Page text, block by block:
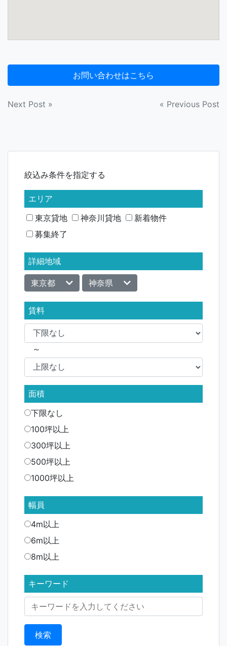
投
ナ
« Previous Post
Next Post »
絞込み条件を指定する
エリア
東京貸地
神奈川貸地
新着物件
募集終了
詳細地域
東京都 神奈県
賃料
～
面積
下限なし
100坪以上
300坪以上
500坪以上
1000坪以上
幅員
4m以上
6m以上
8m以上
キーワード